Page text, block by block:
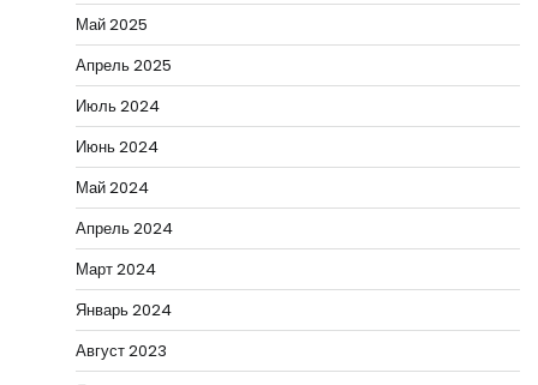
Май 2025
Апрель 2025
Июль 2024
Июнь 2024
Май 2024
Апрель 2024
Март 2024
Январь 2024
Август 2023